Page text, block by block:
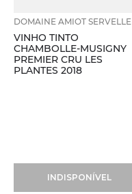
DOMAINE AMIOT SERVELLE
VINHO TINTO
CHAMBOLLE-MUSIGNY
PREMIER CRU LES
PLANTES 2018
INDISPONÍVEL